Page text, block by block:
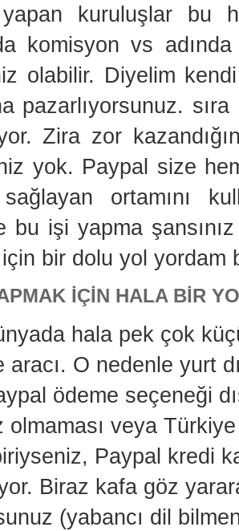
kuruluşlar bu
komisyon vs
olabilir. Diyelim
pazarlıyorsunuz.
Zira zor
yok. Paypal size
ortamını
bu işi yapma
bir dolu yol yordam
İÇIN HALA BIR
hala pek çok
aracı. O nedenle yurt
ödeme seçeneği
olmaması veya
Paypal kredi
Biraz kafa göz
(yabancı dil